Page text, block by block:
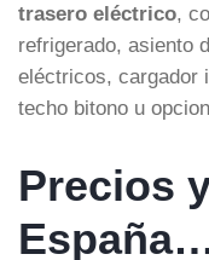
trasero eléctrico,
refrigerado, asiento
eléctricos, cargador
techo bitono u
Precios